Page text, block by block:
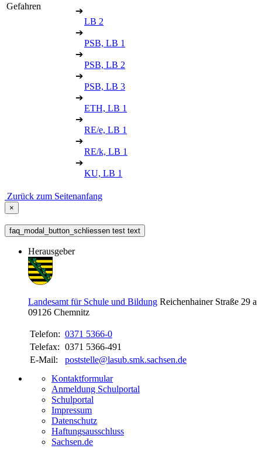
Gefahren
➔
LB 2
➔
PSB, LB 1
➔
PSB, LB 2
➔
PSB, LB 3
➔
ETH, LB 1
➔
RE/e, LB 1
➔
RE/k, LB 1
➔
KU, LB 1
Zurück zum Seitenanfang
×
faq_modal_button_schliessen test text
Herausgeber
Landesamt für Schule und Bildung Reichenhainer Straße 29 a
09126 Chemnitz
Telefon: 0371 5366-0
Telefax: 0371 5366-491
E-Mail:
poststelle@lasub.smk.sachsen.de
Kontaktformular
Anmeldung Schulportal
Schulportal
Impressum
Datenschutz
Haftungsausschluss
Sachsen.de